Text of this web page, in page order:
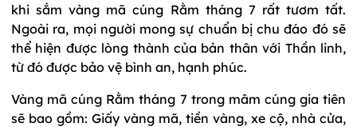
khi sắm vàng mã cúng Rằm tháng 7 rất tươm tất.
Ngoài ra, mọi người mong sự chuẩn bị chu đáo đó sẽ
thể hiện được lòng thành của bản thân với Thần linh,
từ đó được bảo vệ bình an, hạnh phúc.
Vàng mã cúng Rằm tháng 7 trong mâm cúng gia tiên
sẽ bao gồm: Giấy vàng mã, tiền vàng, xe cộ, nhà cửa,